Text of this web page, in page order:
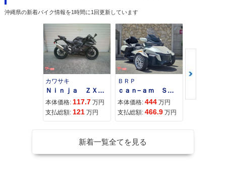
沖縄県の新着バイク情報を1時間に1回更新しています
カワサキ
Ｎｉｎｊａ ＺＸ−４Ｒ ＳＥ
本体価格: 117.7 万円
支払総額: 121 万円
ＢＲＰ
ｃａｎ−ａｍ ＳＰＹＤＥＲ ＲＴ ＬＩＭＩＴＥＤ
本体価格: 444 万円
支払総額: 466.9 万円
新着一覧全てを見る